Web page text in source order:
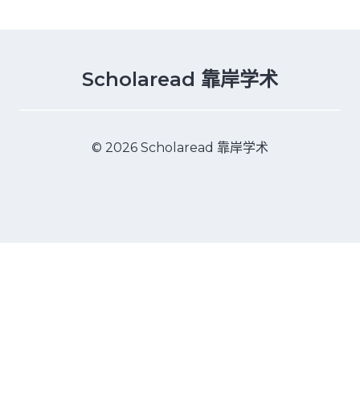
Scholaread 靠岸学术
© 2026 Scholaread 靠岸学术